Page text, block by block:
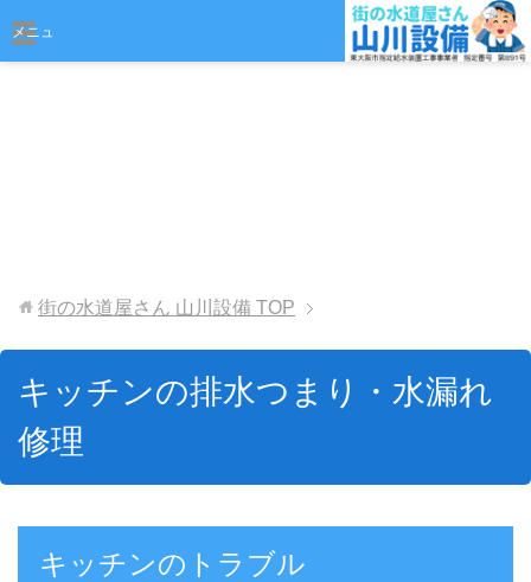
メニュ
街の水道屋さん 山川設備 TOP
キッチンの排水つまり・水漏れ
修理
キッチンのトラブル